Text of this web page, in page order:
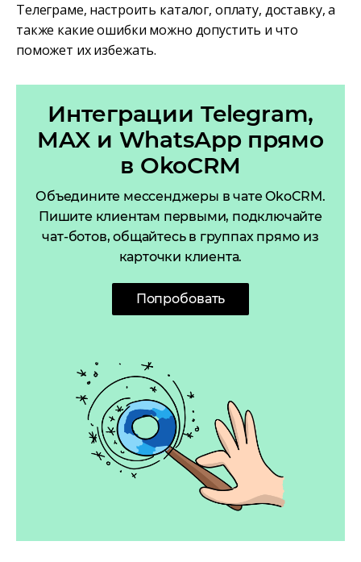
Телеграме, настроить каталог, оплату, доставку, а
также какие ошибки можно допустить и что
поможет их избежать.
Интеграции Telegram,
MAX и WhatsApp прямо
в OkoCRM
Объедините мессенджеры в чате OkoCRM.
Пишите клиентам первыми, подключайте
чат-ботов, общайтесь в группах прямо из
карточки клиента.
Попробовать